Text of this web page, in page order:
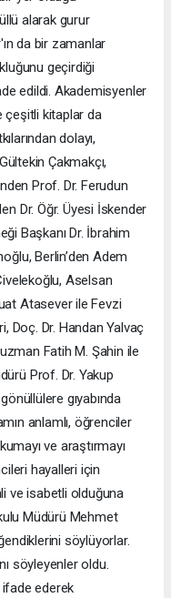
alarak gurur
da bir zamanlar
geçirdiği
edildi. Akademisyenler
çeşitli kitaplar da
dolayı,
Çakmakçı,
Prof. Dr. Ferudun
Dr. Öğr. Üyesi İskender
Başkanı Dr. İbrahim
Berlin’den Adem
Aselsan
Atasever ile Fevzi
Doç. Dr. Handan Yalvaç
Fatih M. Şahin ile
Prof. Dr. Yakup
gıyabında
anlamlı, öğrenciler
ve araştırmayı
hayalleri için
ve isabetli olduğuna
Müdürü Mehmet
söylüyorlar.
söyleyenler oldu.
ederek